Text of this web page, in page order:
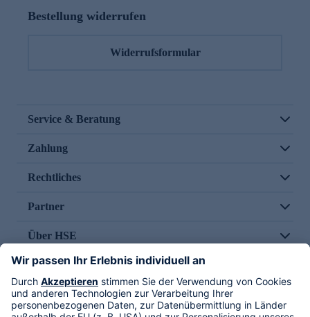
Bestellung widerrufen
Widerrufsformular
Service & Beratung
Zahlung
Rechtliches
Partner
Über HSE
Im TV
HSE International